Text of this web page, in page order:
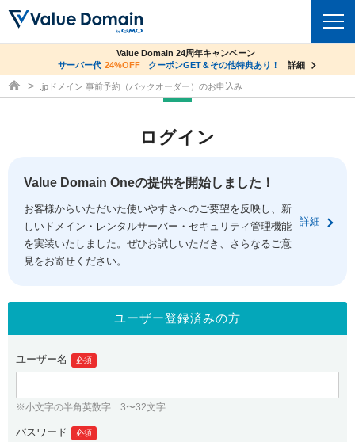
ドメイントップ
ドメイン移管
ドメイン価格一覧
ドメイン一括検索
.jpドメインオークション
gTLDオークション NEW!
.jpドメインバックオーダー
プレミアムドメイン
人気ドメインの種類
コアサーバー
バリューサーバー
XREA
セキュリティトップ
Value Domain ネットde診断
SSL証明書
サービストップ
お得意様割引
紹介制度
バリュードメインAPI
ドメイン・ホスティングOEM
facebook
ログイン
従来のバリュードメインをご利用希望の方
ユーザー登録
co.jpドメイン✕コアサーバーV2ビジネス応援キャンペーン
サーバー料金1年間無料
詳細
Value Domain 24周年キャンペーン
サーバー代 24%OFF クーポンGET＆その他特典あり！ 詳細
ドメイン取得ならバリュードメイン
.jpドメイン 事前予約（バックオーダー）のお申込み
ログイン
Value Domain Oneの提供を開始しました！
お客様からいただいた使いやすさへのご要望を反映し、新
しいドメイン・レンタルサーバー・セキュリティ管理機能
を実装いたしました。ぜひお試しいただき、さらなるご意
見をお寄せください。
詳細
ユーザー登録済みの方
ユーザー名 必須
※小文字の半角英数字 3〜32文字
パスワード 必須